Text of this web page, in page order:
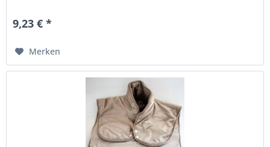
9,23 € *
Merken